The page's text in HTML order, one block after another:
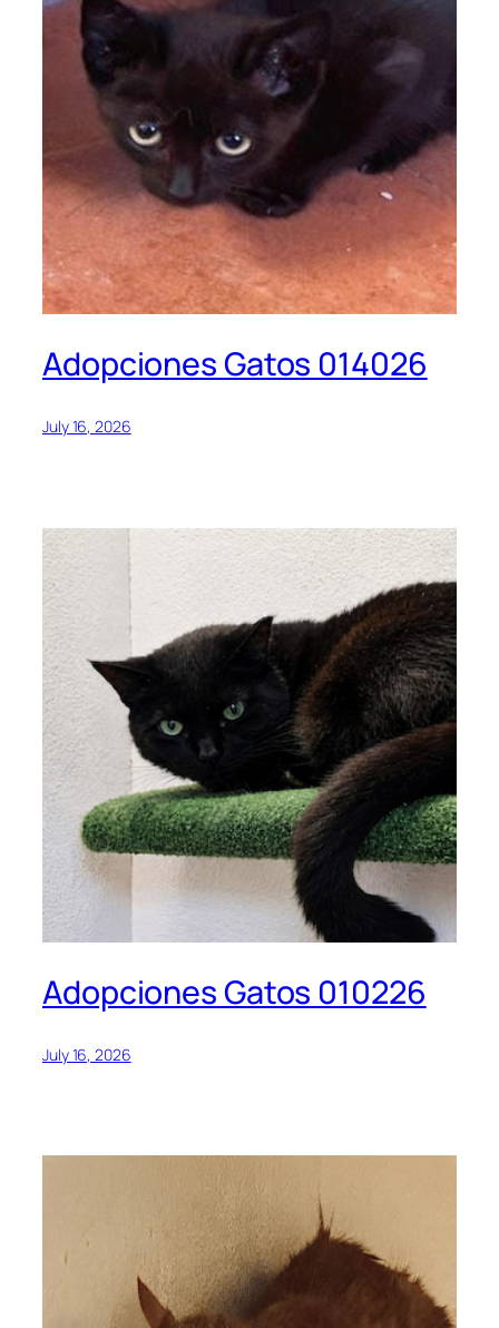
Adopciones Gatos 014026
July 16, 2026
Adopciones Gatos 010226
July 16, 2026